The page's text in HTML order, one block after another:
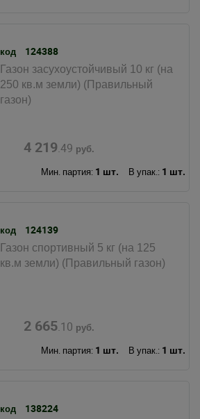
код 124388
Газон засухоустойчивый 10 кг (на
250 кв.м земли) (Правильный
газон)
4 219.49 руб.
Мин. партия: 1 шт. В упак.: 1 шт.
код 124139
Газон спортивный 5 кг (на 125
кв.м земли) (Правильный газон)
2 665.10 руб.
Мин. партия: 1 шт. В упак.: 1 шт.
код 138224